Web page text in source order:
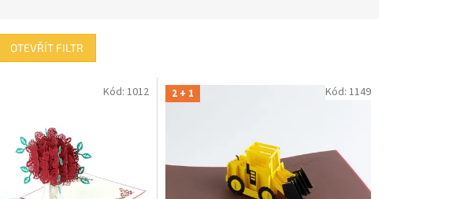
OTEVŘÍT FILTR
Kód: 1012 2 + 1 Kód: 1149